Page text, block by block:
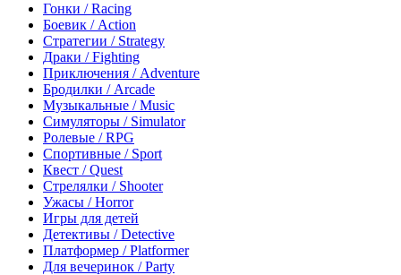
Гонки / Racing
Боевик / Action
Стратегии / Strategy
Драки / Fighting
Приключения / Adventure
Бродилки / Arcade
Музыкальные / Music
Симуляторы / Simulator
Ролевые / RPG
Спортивные / Sport
Квест / Quest
Стрелялки / Shooter
Ужасы / Horror
Игры для детей
Детективы / Detective
Платформер / Platformer
Для вечеринок / Party